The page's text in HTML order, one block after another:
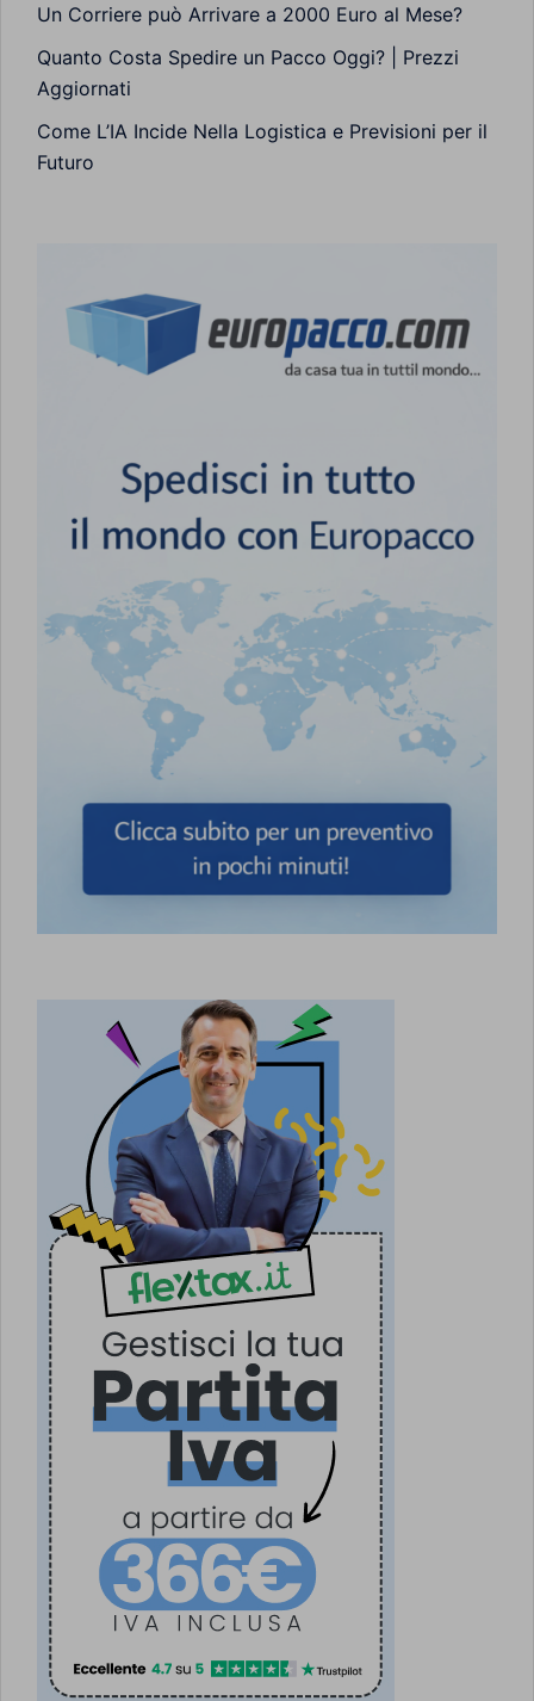
Un Corriere può Arrivare a 2000 Euro al Mese?
Quanto Costa Spedire un Pacco Oggi? | Prezzi
Aggiornati
Come L’IA Incide Nella Logistica e Previsioni per il
Futuro